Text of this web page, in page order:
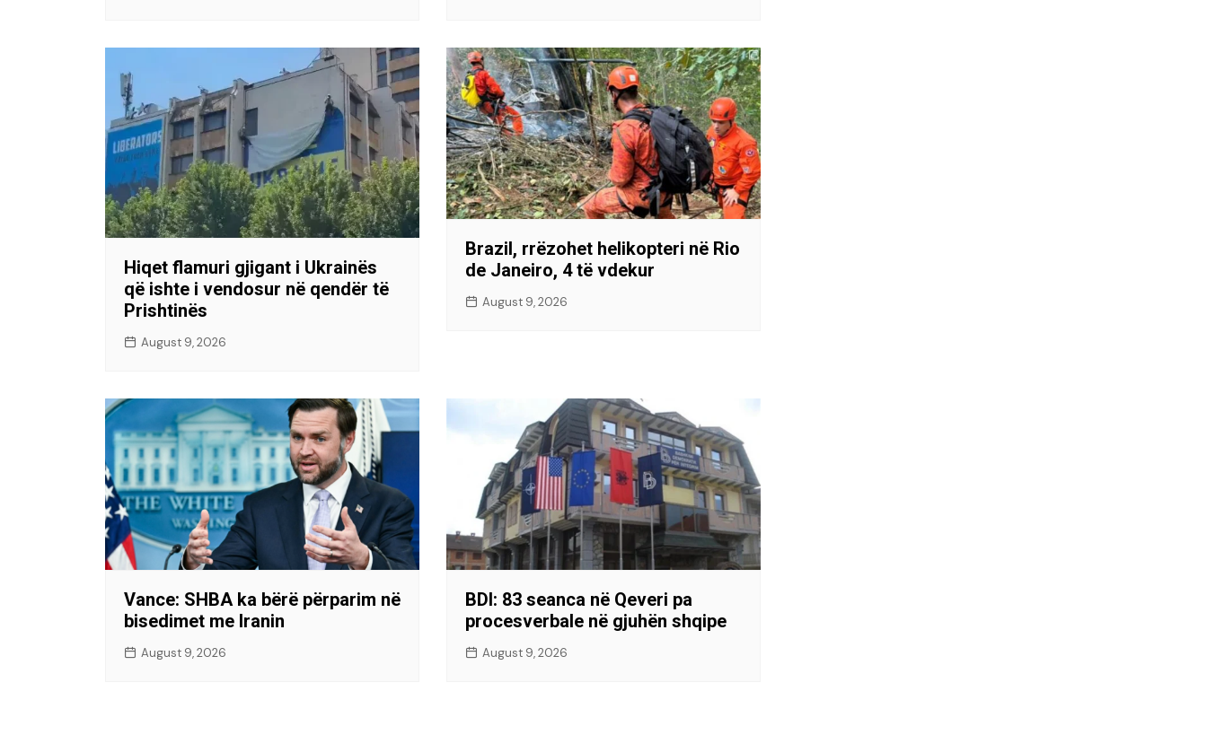
Hiqet flamuri gjigant i Ukrainës
që ishte i vendosur në qendër të
Prishtinës
August 9, 2026
Brazil, rrëzohet helikopteri në Rio
de Janeiro, 4 të vdekur
August 9, 2026
Vance: SHBA ka bërë përparim në
bisedimet me Iranin
August 9, 2026
BDI: 83 seanca në Qeveri pa
procesverbale në gjuhën shqipe
August 9, 2026